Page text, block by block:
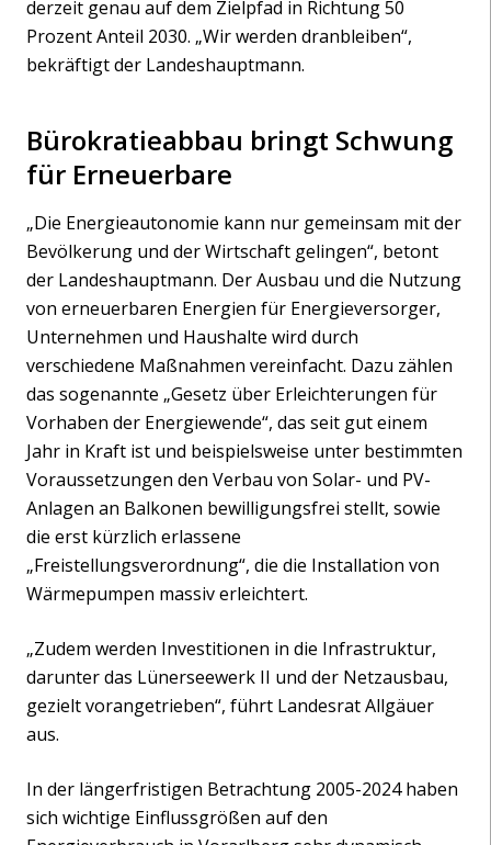
derzeit genau auf dem Zielpfad in Richtung 50
Prozent Anteil 2030. „Wir werden dranbleiben“,
bekräftigt der Landeshauptmann.
Bürokratieabbau bringt Schwung
für Erneuerbare
„Die Energieautonomie kann nur gemeinsam mit der
Bevölkerung und der Wirtschaft gelingen“, betont
der Landeshauptmann. Der Ausbau und die Nutzung
von erneuerbaren Energien für Energieversorger,
Unternehmen und Haushalte wird durch
verschiedene Maßnahmen vereinfacht. Dazu zählen
das sogenannte „Gesetz über Erleichterungen für
Vorhaben der Energiewende“, das seit gut einem
Jahr in Kraft ist und beispielsweise unter bestimmten
Voraussetzungen den Verbau von Solar- und PV-
Anlagen an Balkonen bewilligungsfrei stellt, sowie
die erst kürzlich erlassene
„Freistellungsverordnung“, die die Installation von
Wärmepumpen massiv erleichtert.
„Zudem werden Investitionen in die Infrastruktur,
darunter das Lünerseewerk II und der Netzausbau,
gezielt vorangetrieben“, führt Landesrat Allgäuer
aus.
In der längerfristigen Betrachtung 2005-2024 haben
sich wichtige Einflussgrößen auf den